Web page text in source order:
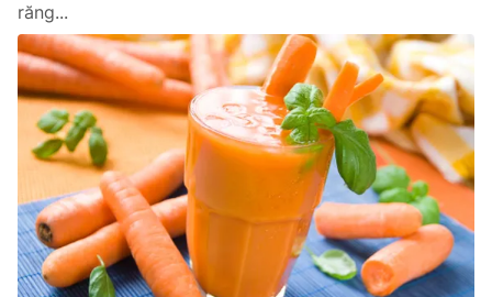
răng...